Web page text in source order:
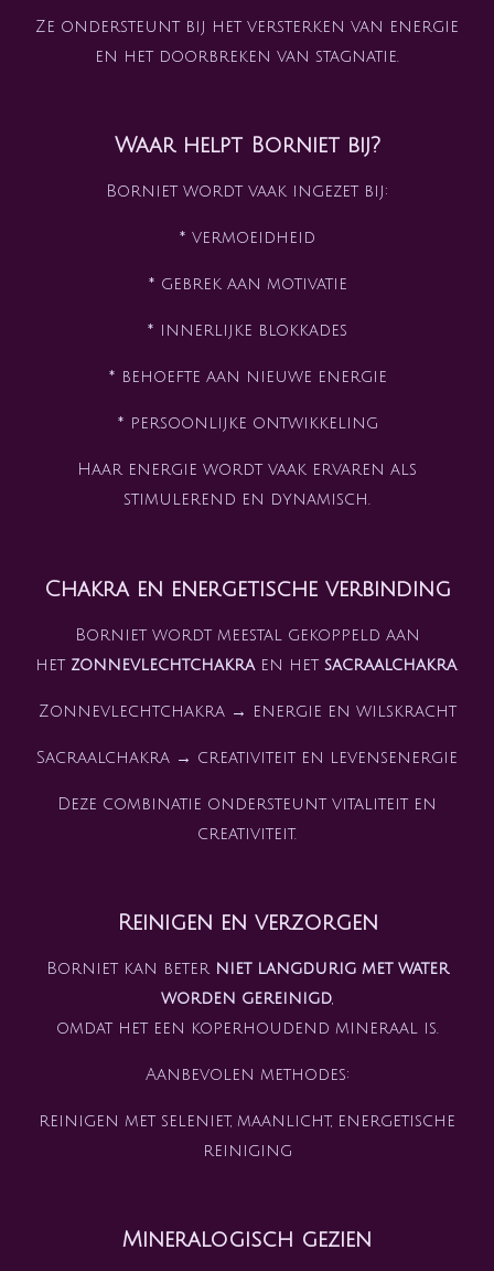
Ze ondersteunt bij het versterken van energie
en het doorbreken van stagnatie.
Waar helpt Borniet bij?
Borniet wordt vaak ingezet bij:
* vermoeidheid
* gebrek aan motivatie
* innerlijke blokkades
* behoefte aan nieuwe energie
* persoonlijke ontwikkeling
Haar energie wordt vaak ervaren als
stimulerend en dynamisch.
Chakra en energetische verbinding
Borniet wordt meestal gekoppeld aan
het zonnevlechtchakra en het sacraalchakra
Zonnevlechtchakra → energie en wilskracht
Sacraalchakra → creativiteit en levensenergie
Deze combinatie ondersteunt vitaliteit en
creativiteit.
Reinigen en verzorgen
Borniet kan beter niet langdurig met water
worden gereinigd
omdat het een koperhoudend mineraal is.
Aanbevolen methodes:
reinigen met seleniet, maanlicht, energetische
reiniging
Mineralogisch gezien